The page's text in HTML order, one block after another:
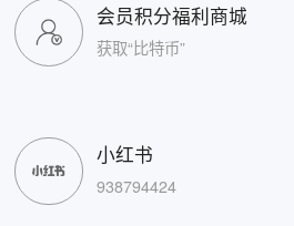
会员积分福利商城
获取“比特币”
小红书
938794424